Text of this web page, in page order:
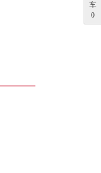
车
0